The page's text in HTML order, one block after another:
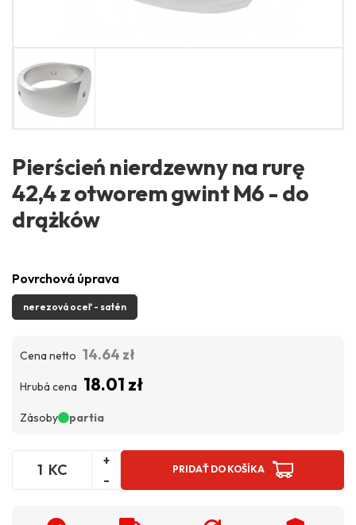
Pierścień nierdzewny na rurę
42,4 z otworem gwint M6 - do
drążków
Povrchová úprava
nerezová oceľ - satén
Cena netto 14.64 zł
Hrubá cena 18.01 zł
Zásoby partia
KC
+
-
PRIDAŤ DO KOŠÍKA